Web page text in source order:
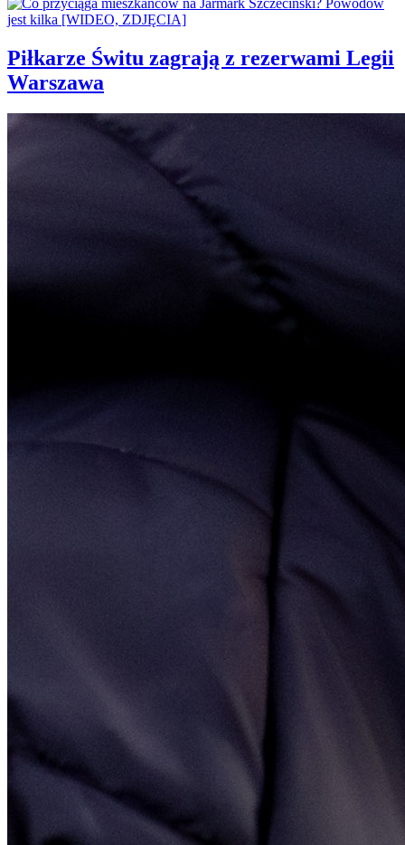
Piłkarze Świtu zagrają z rezerwami Legii
Warszawa